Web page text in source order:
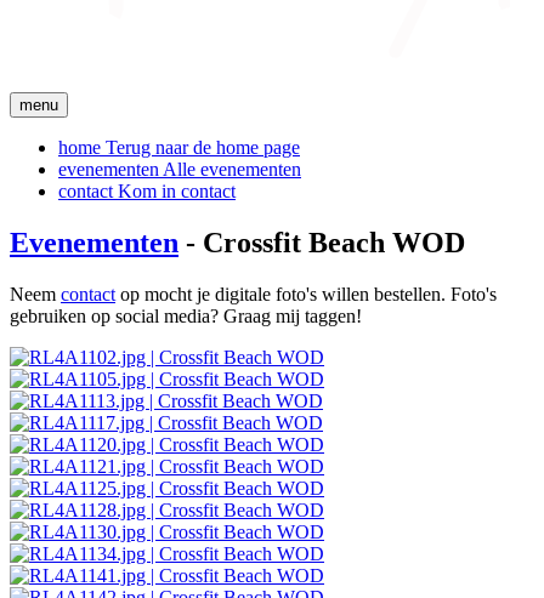
menu
home Terug naar de home page
evenementen Alle evenementen
contact Kom in contact
Evenementen - Crossfit Beach WOD
Neem contact op mocht je digitale foto's willen bestellen. Foto's
gebruiken op social media? Graag mij taggen!